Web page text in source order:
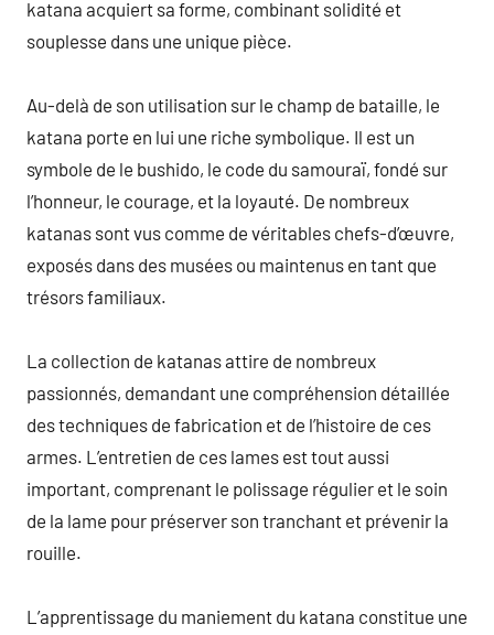
katana acquiert sa forme, combinant solidité et
souplesse dans une unique pièce.
Au-delà de son utilisation sur le champ de bataille, le
katana porte en lui une riche symbolique. Il est un
symbole de le bushido, le code du samouraï, fondé sur
l’honneur, le courage, et la loyauté. De nombreux
katanas sont vus comme de véritables chefs-d’œuvre,
exposés dans des musées ou maintenus en tant que
trésors familiaux.
La collection de katanas attire de nombreux
passionnés, demandant une compréhension détaillée
des techniques de fabrication et de l’histoire de ces
armes. L’entretien de ces lames est tout aussi
important, comprenant le polissage régulier et le soin
de la lame pour préserver son tranchant et prévenir la
rouille.
L’apprentissage du maniement du katana constitue une